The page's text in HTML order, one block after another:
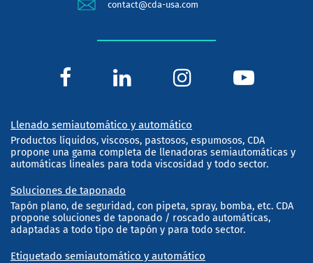
contact@cda-usa.com
Llenado semiautomático y automático
Productos líquidos, viscosos, pastosos, espumosos, CDA
propone una gama completa de llenadoras semiautomáticas y
automáticas lineales para toda viscosidad y todo sector.
Soluciones de taponado
Tapón plano, de seguridad, con pipeta, spray, bomba, etc. CDA
propone soluciones de taponado / roscado automáticas,
adaptadas a todo tipo de tapón y para todo sector.
Etiquetado semiautomático y automático